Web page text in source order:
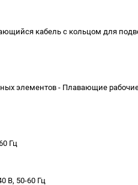
кабель с кольцом для
элементов - Плавающие
Гц
В, 50-60 Гц